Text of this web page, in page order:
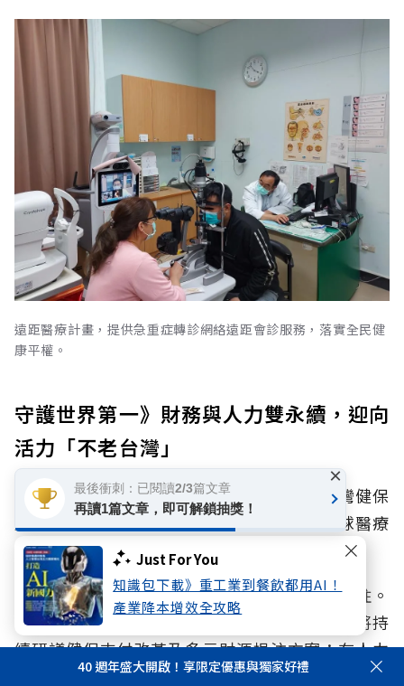
Just For You
知識包下載》重工業到餐飲都用AI！
產業降本增效全攻略
遠距醫療計畫，提供急重症轉診網絡遠距會診服務，落實全民健
康平權。
守護世界第一》財務與人力雙永續，迎向
活力「不老台灣」
如此優質且平權的醫療與照護體系，正是台灣健保
能連續8年蟬聯生活數據庫平台Numbeo全球醫療
保健指數冠軍的關鍵。
陳亮妤表示，財務與人力是健保永續的雙重支柱。
在財務端，除了維持健保安全準備金，未來也將持
續研議健保支付改革及多元財源挹注方案；在人力
端，健保署在今年也陸續調整急重難罕支付，截至
40 週年盛大開啟！享限定優惠與獨家好禮
最後衝刺：已閱讀2/3篇文章
再讀1篇文章，即可解鎖抽獎！
×